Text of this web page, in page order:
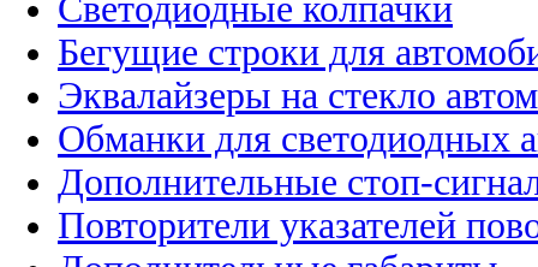
Светодиодные колпачки
Бегущие строки для
Эквалайзеры на стекло
Обманки для светодиодных
Дополнительные стоп-
Повторители указателей